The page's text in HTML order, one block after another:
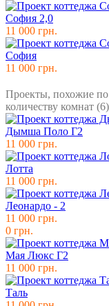
София 2,0
11 000 грн.
София
11 000 грн.
Проекты, похожие
количеству комнат (6)
Дымша Поло Г2
11 000 грн.
Лотта
11 000 грн.
Леонардо - 2
11 000 грн.
0 грн.
Мая Люкс Г2
11 000 грн.
Таль